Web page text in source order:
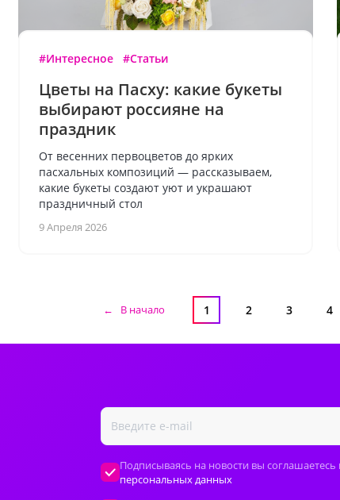
#Интересное #Статьи
Цветы на Пасху: какие букеты
выбирают россияне на
праздник
От весенних первоцветов до ярких
пасхальных композиций — рассказываем,
какие букеты создают уют и украшают
праздничный стол
9 Апреля 2026
← В начало 1 2 3 4
Подписываясь на новости вы соглашаетесь
персональных данных